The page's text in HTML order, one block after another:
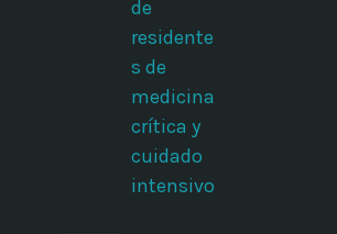
de
residente
s de
medicina
crítica y
cuidado
intensivo